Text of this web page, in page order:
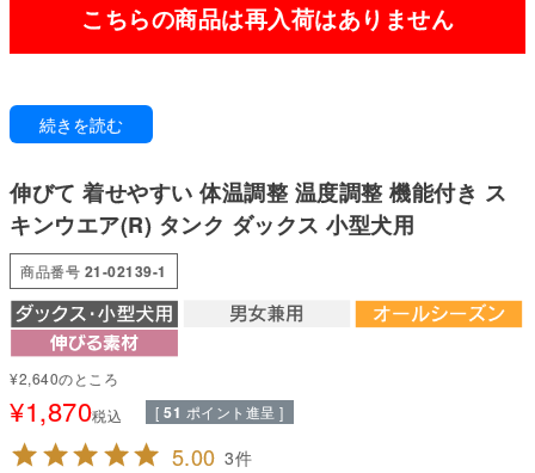
こちらの商品は再入荷はありません
暑すぎず、寒すぎず。ちょうどいいって、やさしい。
周囲の気温に合わせて熱をためたり逃がしたりすることで、体温を快適な範
ぽっちゃり体型でもしっかりフィット。
驚くほど伸縮性が高く、体にやさしく寄り添います。締めつけ感がなく快適
な着心地で、動きやすさも十分に保っています。
温度調整機能のあるアウトラスト素材を使用した肌触りがなめらかでワンち
ゃんにやさしい着用感。
伸縮性に優れ、皮膚保護・舐め対策、お部屋着にも。
袖ぐりや裾の処理もアウトラスト生地のため細部まで柔らかい着心地。
アウトラストは、暑いときでも、寒いときでも、ずっと快適にコントロール
する最先端の温度調節素材です。外気温でも体内温度でもなく、肌そのもの
の表面温度に直接働きかけ、暑すぎず、寒すぎない理想の快適空間を作りだ
そうとします。
続きを読む
伸びて 着せやすい 体温調整 温度調整 機能付き ス
キンウエア(R) タンク ダックス 小型犬用
商品番号 21-02139-1
¥2,640のところ
¥1,870税込 [ 51 ポイント進呈 ]
5.00 3